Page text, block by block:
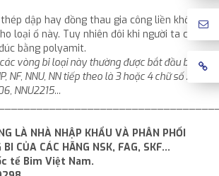
dập hay đồng thau gia công liền khối,
loại ổ này. Tuy nhiên đôi khi người ta cũng
bằng polyamit.
vòng bi loại này thường được bắt đầu bằng
NF, NNU, NN tiếp theo là 3 hoặc 4 chữ số . Ví
NNU2215...
LÀ NHÀ NHẬP KHẨU VÀ PHÂN PHỐI
BI CỦA CÁC HÃNG NSK, FAG, SKF...
tế Bim Việt Nam.